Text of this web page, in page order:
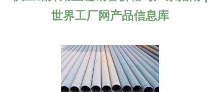
世界工厂网产品信息库